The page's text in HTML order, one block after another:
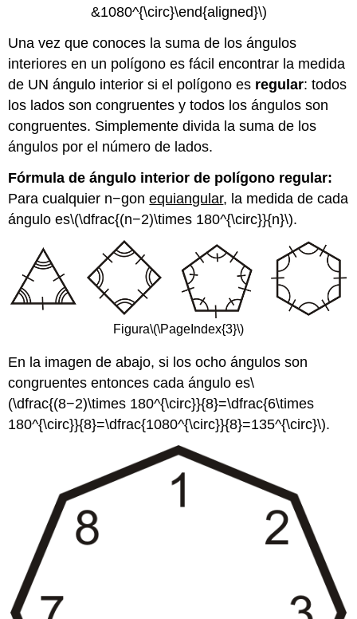
&1080^{\circ}\end{aligned}\)
Una vez que conoces la suma de los ángulos
interiores en un polígono es fácil encontrar la medida
de UN ángulo interior si el polígono es regular: todos
los lados son congruentes y todos los ángulos son
congruentes. Simplemente divida la suma de los
ángulos por el número de lados.
Fórmula de ángulo interior de polígono regular:
Para cualquier n−gonequiangular, la medida de cada
ángulo es\(\dfrac{(n−2)\times 180^{\circ}}{n}\).
Figura\(\PageIndex{3}\)
En la imagen de abajo, si los ocho ángulos son
congruentes entonces cada ángulo es\
(\dfrac{(8−2)\times 180^{\circ}}{8}=\dfrac{6\times
180^{\circ}}{8}=\dfrac{1080^{\circ}}{8}=135^{\circ}\).